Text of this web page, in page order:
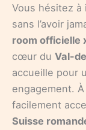
Vous hésitez à
sans l’avoir
room officielle
cœur du Val-
accueille pour
engagement.
facilement
Suisse